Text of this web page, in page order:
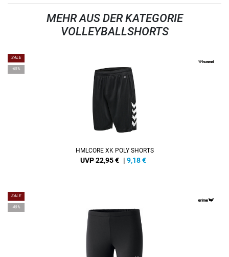
MEHR AUS DER KATEGORIE
VOLLEYBALLSHORTS
SALE
-60%
HMLCORE XK POLY SHORTS
UVP 22,95 € | 9,18€
SALE
-40%